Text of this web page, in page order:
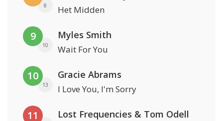
8 Het Midden
9
10
Myles Smith
Wait For You
10
13
Gracie Abrams
I Love You, I'm Sorry
11 Lost Frequencies & Tom Odell